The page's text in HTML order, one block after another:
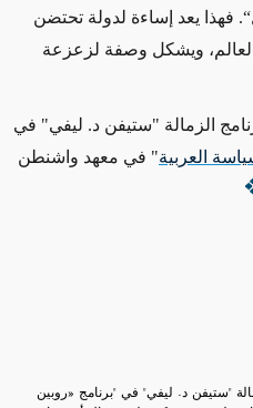
"ستيفن د. ليفي" في "برنامج «روبين
فهذا يعد إساءة لدولة تحتضن
ويشكل وصفة لزعزعة
الزمالة "ستيفن د. ليفي" في
العربية" في معهد واشنطن